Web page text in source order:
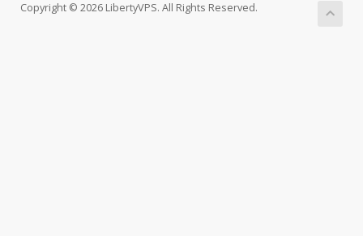
Copyright © 2026 LibertyVPS. All Rights Reserved.